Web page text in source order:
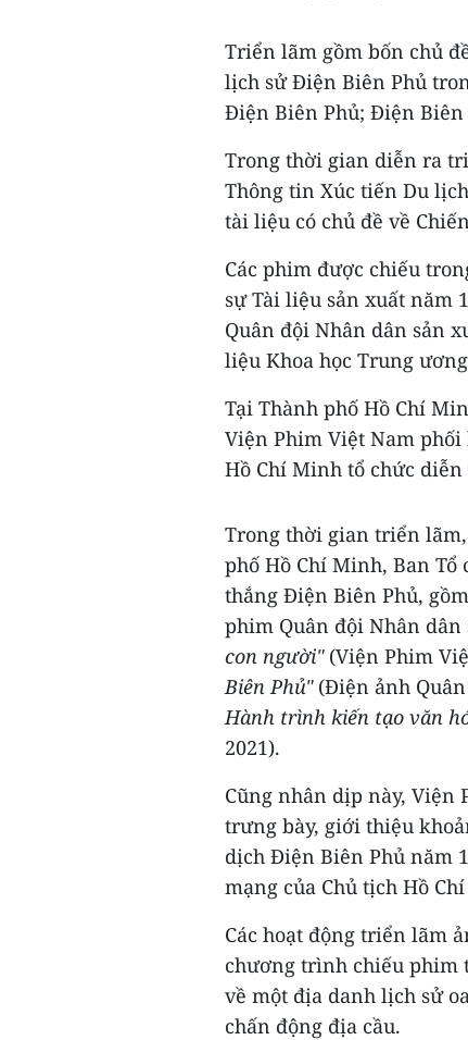
Triển lãm gồm bốn chủ
lịch sử Điện Biên Phủ
Điện Biên Phủ; Điện Biên
Trong thời gian diễn ra
Thông tin Xúc tiến Du
tài liệu có chủ đề về
Các phim được chiếu
sự Tài liệu sản xuất năm
Quân đội Nhân dân sản
liệu Khoa học Trung
Tại Thành phố Hồ Chí
Viện Phim Việt Nam
Hồ Chí Minh tổ chức diễn
Trong thời gian triển
phố Hồ Chí Minh, Ban Tổ
thắng Điện Biên Phủ,
phim Quân đội Nhân dân
con người"(Viện Phim
Biên Phủ"(Điện ảnh Quân
Hành trình kiến tạo văn
2021).
Cũng nhân dịp này, Viện
trưng bày, giới thiệu
dịch Điện Biên Phủ năm
mạng của Chủ tịch Hồ
Các hoạt động triển lãm
chương trình chiếu phim
về một địa danh lịch sử
chấn động địa cầu.